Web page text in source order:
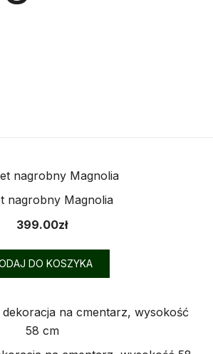
nagrobny Magnolia
399.00zł
DO KOSZYKA